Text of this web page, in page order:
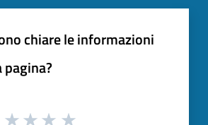
chiare le informazioni
pagina?